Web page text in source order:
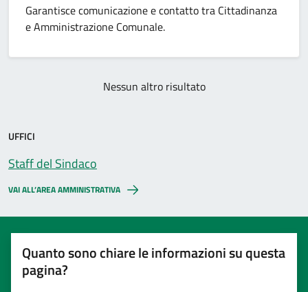
Garantisce comunicazione e contatto tra Cittadinanza
e Amministrazione Comunale.
Nessun altro risultato
UFFICI
Staff del Sindaco
VAI ALL’AREA AMMINISTRATIVA
Quanto sono chiare le informazioni su questa
pagina?